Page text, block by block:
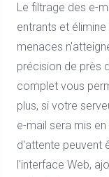
Le filtrage des e-
entrants et
menaces
précision de près
complet vous
plus, si votre
e-mail sera mis
d'attente peuvent
l'interface Web,